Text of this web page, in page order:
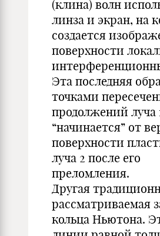
(клина) волн
линза и экран, на
создается
поверхности
Эта последняя
точками
продолжений луча
“начинается” от
поверхности
луча 2 после его
преломления.
Другая
рассматриваемая
кольца Ньютона.